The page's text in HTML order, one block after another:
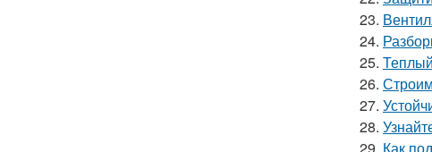
23.
24.
25.
26.
27.
28.